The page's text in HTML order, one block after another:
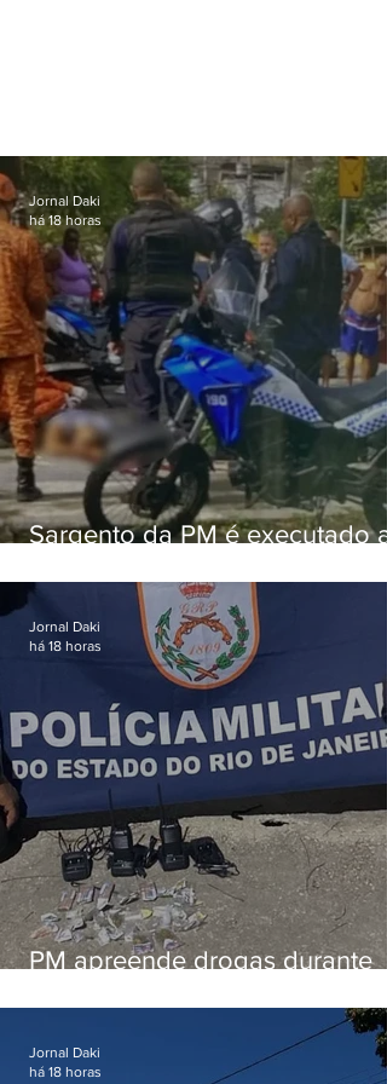
Sargento da PM é executado a
em Vaz Lobo
Jornal Daki
há 18 horas
PM apreende drogas durante
Jornal Daki
há 18 horas
Jornal Daki
há 18 horas